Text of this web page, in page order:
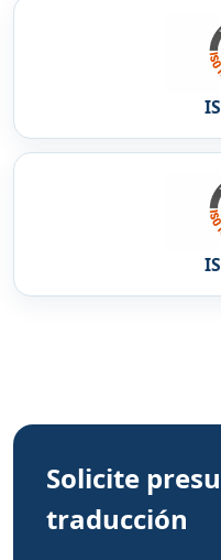
Solicite
traducción